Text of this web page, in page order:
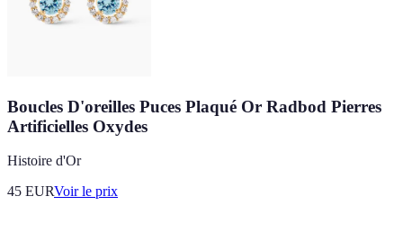
Boucles D'oreilles Puces Plaqué Or Radbod Pierres
Artificielles Oxydes
Histoire d'Or
45 EURVoir le prix